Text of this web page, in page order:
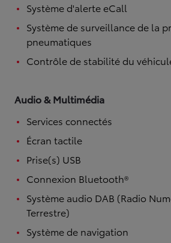
Système d'alerte eCall
Système de surveillance de la
pneumatiques
Contrôle de stabilité du
Audio & Multimédia
Services connectés
Écran tactile
Prise(s) USB
Connexion Bluetooth®
Système audio DAB (Radio
Terrestre)
Système de navigation